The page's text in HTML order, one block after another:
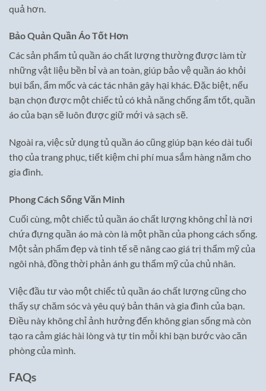
quả hơn.
Bảo Quản Quần Áo Tốt Hơn
Các sản phẩm tủ quần áo chất lượng thường được làm từ
những vật liệu bền bỉ và an toàn, giúp bảo vệ quần áo khỏi
bụi bẩn, ẩm mốc và các tác nhân gây hại khác. Đặc biệt, nếu
bạn chọn được một chiếc tủ có khả năng chống ẩm tốt, quần
áo của bạn sẽ luôn được giữ mới và sạch sẽ.
Ngoài ra, việc sử dụng tủ quần áo cũng giúp bạn kéo dài tuổi
thọ của trang phục, tiết kiệm chi phí mua sắm hàng năm cho
gia đình.
Phong Cách Sống Văn Minh
Cuối cùng, một chiếc tủ quần áo chất lượng không chỉ là nơi
chứa đựng quần áo mà còn là một phần của phong cách sống.
Một sản phẩm đẹp và tinh tế sẽ nâng cao giá trị thẩm mỹ của
ngôi nhà, đồng thời phản ánh gu thẩm mỹ của chủ nhân.
Việc đầu tư vào một chiếc tủ quần áo chất lượng cũng cho
thấy sự chăm sóc và yêu quý bản thân và gia đình của bạn.
Điều này không chỉ ảnh hưởng đến không gian sống mà còn
tạo ra cảm giác hài lòng và tự tin mỗi khi bạn bước vào căn
phòng của mình.
FAQs